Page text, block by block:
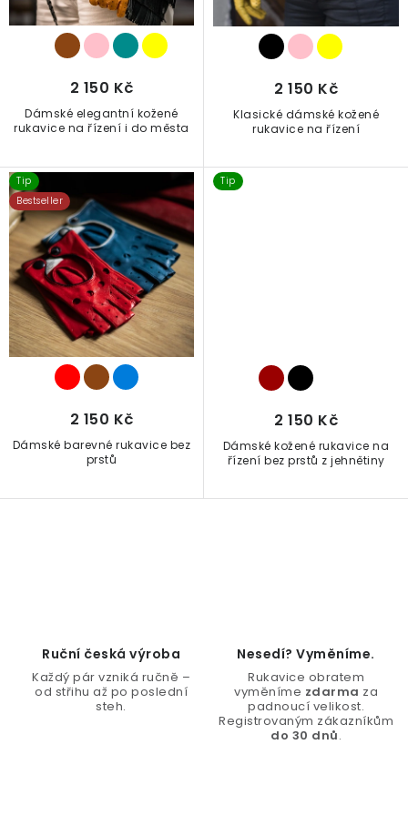
k
Dámské elegantní kožené
rukavice na řízení i do města
2 150 Kč
Klasické dámské kožené
rukavice na řízení
2 150 Kč
Dámské barevné rukavice bez
prstů
Tip
Bestseller
2 150 Kč
Dámské kožené rukavice na
řízení bez prstů z jehnětiny
Tip
2 150 Kč
Ruční česká výroba
Každý pár vzniká ručně –
od střihu až po poslední
steh.
Nesedí? Vyměníme.
Rukavice obratem
vyměníme zdarma za
padnoucí velikost.
Registrovaným zákazníkům
do 30 dnů.